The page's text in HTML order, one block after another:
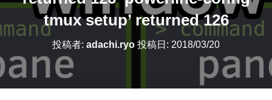
り
替
え
tmux setup’ returned 126
投稿者: adachi.ryo 投稿日: 2018/03/20